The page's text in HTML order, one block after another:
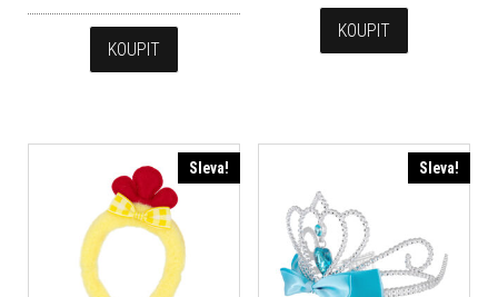
KOUPIT
KOUPIT
Sleva! Sleva!